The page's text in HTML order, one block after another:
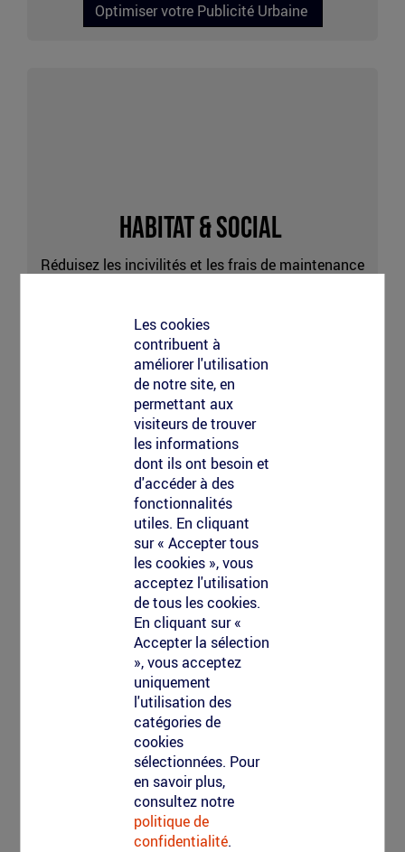
Les cookies
contribuent à
améliorer l'utilisation
de notre site, en
permettant aux
visiteurs de trouver
les informations
dont ils ont besoin et
d'accéder à des
fonctionnalités
utiles. En cliquant
sur « Accepter tous
les cookies », vous
acceptez l'utilisation
de tous les cookies.
En cliquant sur «
Accepter la sélection
», vous acceptez
uniquement
l'utilisation des
catégories de
cookies
sélectionnées. Pour
en savoir plus,
consultez notre
politique de
confidentialité.
Optimiser votre Publicité Urbaine
Habitat & Social
Réduisez les incivilités et les frais de maintenance
Marquage
association
Associations & ONG
Portez vos messages de sensibilisation sans
laisser d'empreinte écologique.
Marquage
Sport & Santé (Design Actif)
Faites de la ville un terrain de jeu et de
mouvement : encouragez la mobilité douce et
l'activité physique en transformant chaque trajet
en une expérience ludique.